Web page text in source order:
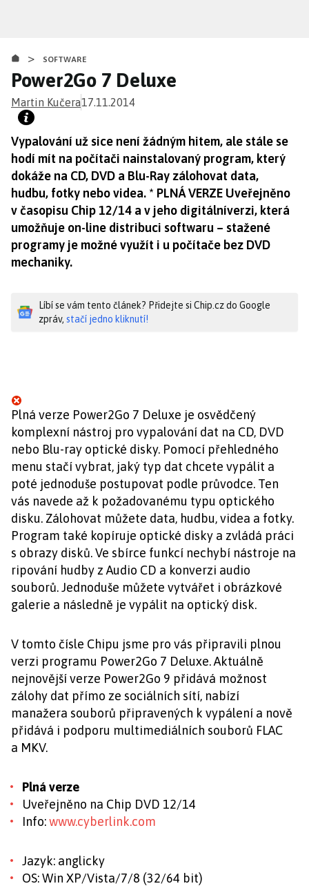
obsahu
> SOFTWARE
Power2Go 7 Deluxe
Martin Kučera17.11.2014
Vypalování už sice není žádným hitem, ale stále se
hodí mít na počítači nainstalovaný program, který
dokáže na CD, DVD a Blu-Ray zálohovat data,
hudbu, fotky nebo videa. * PLNÁ VERZE Uveřejněno
v časopisu Chip 12/14 a v jeho digitálníverzi, která
umožňuje on-line distribuci softwaru – stažené
programy je možné využít i u počítače bez DVD
mechaniky.
Líbí se vám tento článek? Přidejte si Chip.cz do Google
zpráv, stačí jedno kliknutí!
Plná verze Power2Go 7 Deluxe je osvědčený
komplexní nástroj pro vypalování dat na CD, DVD
nebo Blu-ray optické disky. Pomocí přehledného
menu stačí vybrat, jaký typ dat chcete vypálit a
poté jednoduše postupovat podle průvodce. Ten
vás navede až k požadovanému typu optického
disku. Zálohovat můžete data, hudbu, videa a fotky.
Program také kopíruje optické disky a zvládá práci
s obrazy disků. Ve sbírce funkcí nechybí nástroje na
ripování hudby z Audio CD a konverzi audio
souborů. Jednoduše můžete vytvářet i obrázkové
galerie a následně je vypálit na optický disk.
V tomto čísle Chipu jsme pro vás připravili plnou
verzi programu Power2Go 7 Deluxe. Aktuálně
nejnovější verze Power2Go 9 přidává možnost
zálohy dat přímo ze sociálních sítí, nabízí
manažera souborů připravených k vypálení a nově
přidává i podporu multimediálních souborů FLAC
a MKV.
Plná verze
Uveřejněno na Chip DVD 12/14
Info:www.cyberlink.com
Jazyk: anglicky
OS: Win XP/Vista/7/8 (32/64 bit)